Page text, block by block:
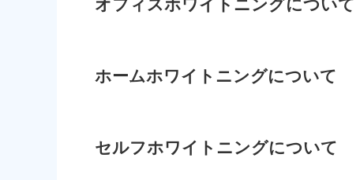
オフィスホワイトニングについて
ホームホワイトニングについて
セルフホワイトニングについて